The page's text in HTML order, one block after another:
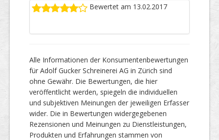
Bewertet am 13.02.2017
Alle Informationen der Konsumentenbewertungen
für Adolf Gucker Schreinerei AG in Zürich sind
ohne Gewähr. Die Bewertungen, die hier
veröffentlicht werden, spiegeln die individuellen
und subjektiven Meinungen der jeweiligen Erfasser
wider. Die in Bewertungen widergegebenen
Rezensionen und Meinungen zu Dienstleistungen,
Produkten und Erfahrungen stammen von